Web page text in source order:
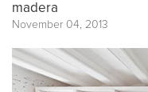
madera
November 04, 2013